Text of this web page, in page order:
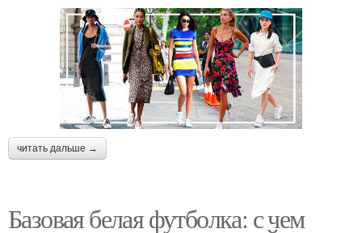
читать дальше →
Базовая белая футболка: с чем